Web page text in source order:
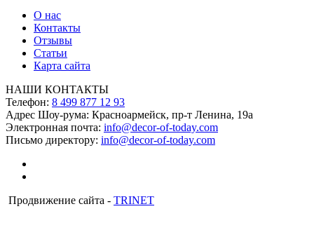
О нас
Контакты
Отзывы
Статьи
Карта сайта
НАШИ КОНТАКТЫ
Телефон: 8 499 877 12 93
Адрес Шоу-рума: Красноармейск, пр-т Ленина, 19а
Электронная почта: info@decor-of-today.com
Письмо директору: info@decor-of-today.com
Продвижение сайта - TRINET